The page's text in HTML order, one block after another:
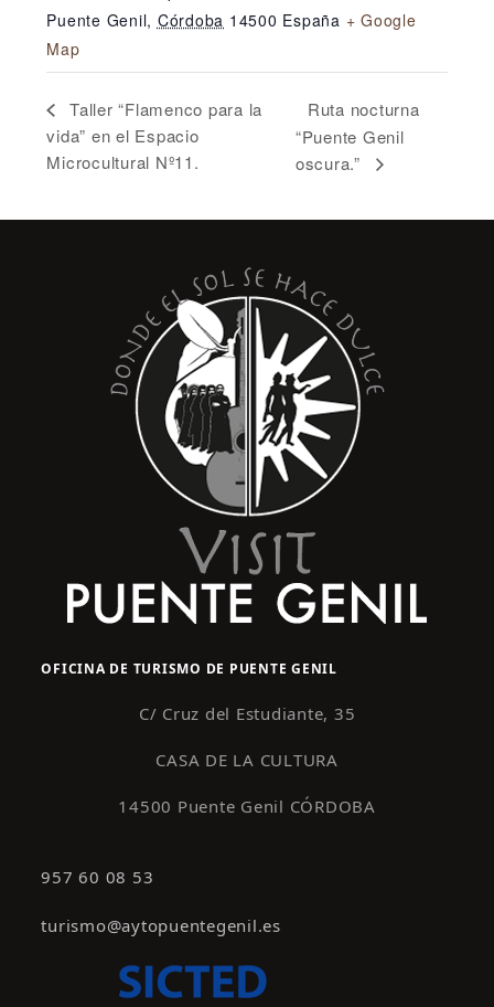
Puente Genil, Córdoba 14500 España + Google
Map
Taller “Flamenco para la
vida” en el Espacio
Microcultural Nº11.
Ruta nocturna
“Puente Genil
oscura.”
OFICINA DE TURISMO DE PUENTE GENIL
C/ Cruz del Estudiante, 35
CASA DE LA CULTURA
14500 Puente Genil CÓRDOBA
957 60 08 53
turismo@aytopuentegenil.es